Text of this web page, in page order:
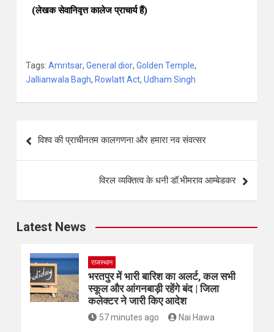
(लेखक सेवानिवृत्त कालेज प्राचार्य हैं)
Tags: Amritsar, General dior, Golden Temple,
Jallianwala Bagh, Rowlatt Act, Udham Singh
विश्व की प्राचीनतम कालगणना और हमारा नव संवत्सर
विरल व्यक्तित्व के धनी डॉ.भीमराव आम्बेडकर
Latest News
राजस्थान
भरतपुर में भारी बारिश का अलर्ट, कल सभी
स्कूल और आंगनबाड़ी रहेंगे बंद | जिला
कलेक्टर ने जारी किए आदेश
57 minutes ago Nai Hawa